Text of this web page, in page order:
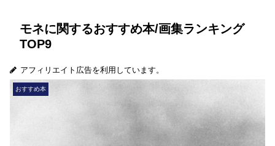
モネに関するおすすめ本/画集ランキング
TOP9
アフィリエイト広告を利用しています。
おすすめ本